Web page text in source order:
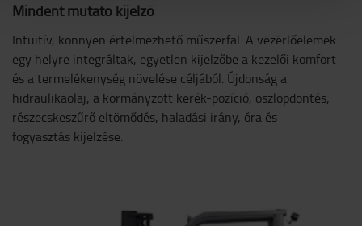
Mindent mutató kijelző
Intuitív, könnyen értelmezhető műszerfal. A vezérlőelemek
egy helyre integráltak, egyetlen kijelzőbe a kezelői komfort
és a termelékenység növelése céljából. Újdonság a
hidraulikaolaj, a kormányzott kerék-pozíció, oszlopdöntés,
részecskeszűrő eltömődés, haladási irány, óra és
fogyasztás kijelzése.